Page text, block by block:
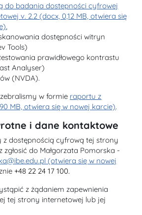
do badania dostępności cyfrowej
v. 2.2 (docx, 0,12 MB, otwiera się
dostępności witryn
Tools)
prawidłowego kontrastu
Analyser)
(NVDA).
w formie raportu z
MB, otwiera się w nowej karcie).
i dane kontaktowe
z dostępnością cyfrową tej strony
zgłosić do Małgorzata Pomorska -
(otwiera się w nowej
+48 22 24 17 100.
z żądaniem zapewnienia
tej strony internetowej lub jej